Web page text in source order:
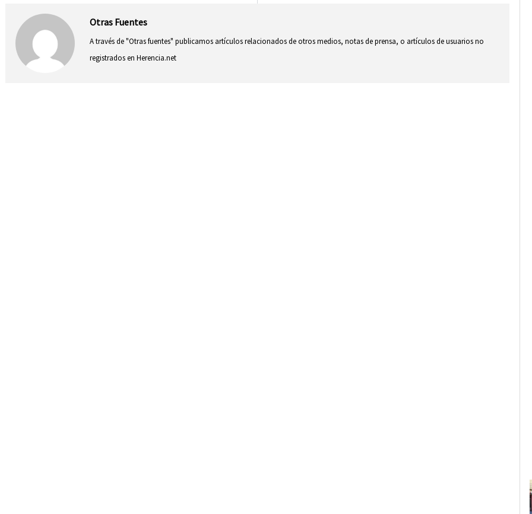
Otras Fuentes
A través de "Otras fuentes" publicamos artículos relacionados de otros medios, notas de prensa, o artículos de usuarios no
registrados en Herencia.net